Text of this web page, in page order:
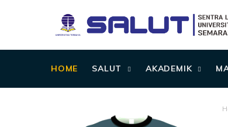
HOME SALUT AKADEMIK